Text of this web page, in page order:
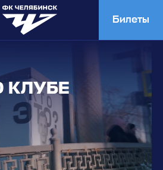
Билеты
КЛУБЕ